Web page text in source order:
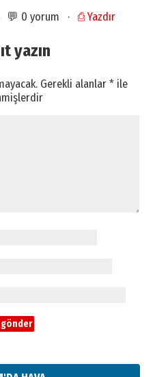
· 💬 0 yorum · ⎙ Yazdır
yazın
Gerekli alanlar* ile